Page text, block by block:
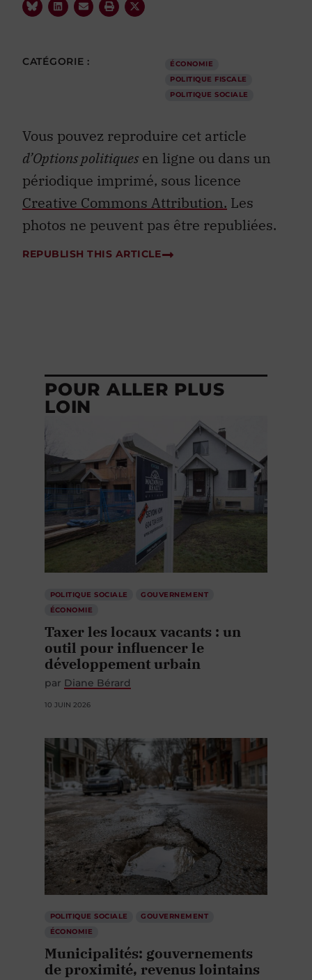
CATÉGORIE :
ÉCONOMIE
POLITIQUE FISCALE
POLITIQUE SOCIALE
Vous pouvez reproduire cet article
d’Options politiques en ligne ou dans un
périodique imprimé, sous licence
Creative Commons Attribution. Les
photos ne peuvent pas être republiées.
REPUBLISH THIS ARTICLE
POUR ALLER PLUS
LOIN
POLITIQUE SOCIALE
GOUVERNEMENT
ÉCONOMIE
Taxer les locaux vacants : un
outil pour influencer le
développement urbain
par Diane Bérard
10 JUIN 2026
POLITIQUE SOCIALE
GOUVERNEMENT
ÉCONOMIE
Municipalités: gouvernements
de proximité, revenus lointains